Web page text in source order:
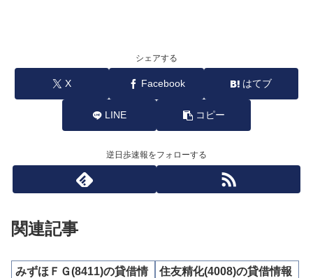
シェアする
X Facebook はてブ
LINE コピー
逆日歩速報をフォローする
関連記事
みずほＦＧ(8411)の貸借情
住友精化(4008)の貸借情報